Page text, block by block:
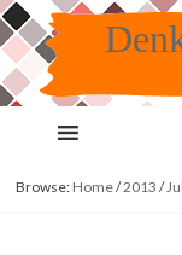
Skip
to
content
Browse: Home/2013 /